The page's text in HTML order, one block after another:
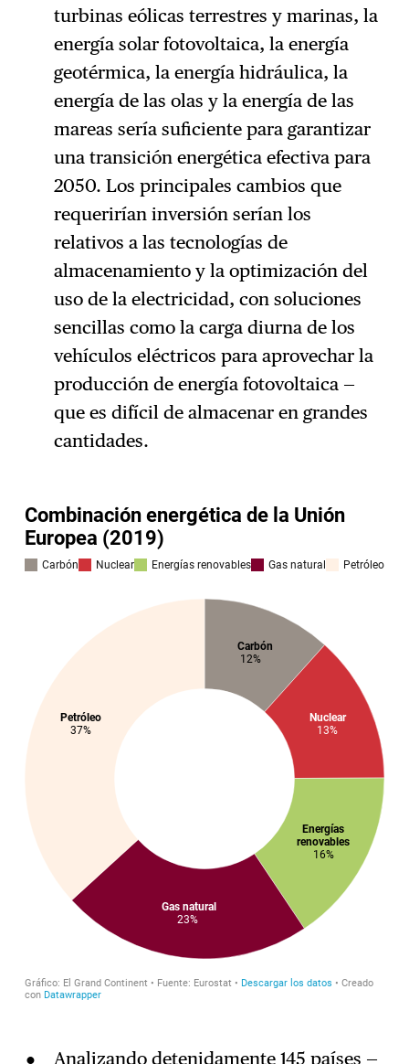
turbinas eólicas terrestres y marinas, la
energía solar fotovoltaica, la energía
geotérmica, la energía hidráulica, la
energía de las olas y la energía de las
mareas sería suficiente para garantizar
una transición energética efectiva para
2050. Los principales cambios que
requerirían inversión serían los
relativos a las tecnologías de
almacenamiento y la optimización del
uso de la electricidad, con soluciones
sencillas como la carga diurna de los
vehículos eléctricos para aprovechar la
producción de energía fotovoltaica —
que es difícil de almacenar en grandes
cantidades.
Analizando detenidamente 145 países —